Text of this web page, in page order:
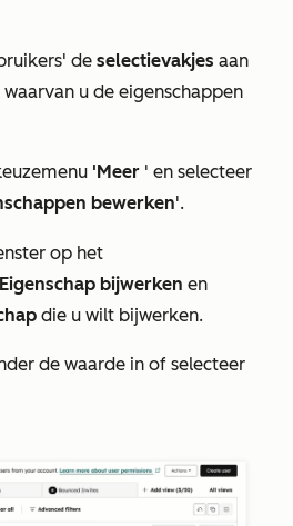
de selectievakjes aan
u de eigenschappen
'Meer ' en selecteer
bewerken'.
op het
Eigenschap bijwerken en
die u wilt bijwerken.
de waarde in of selecteer